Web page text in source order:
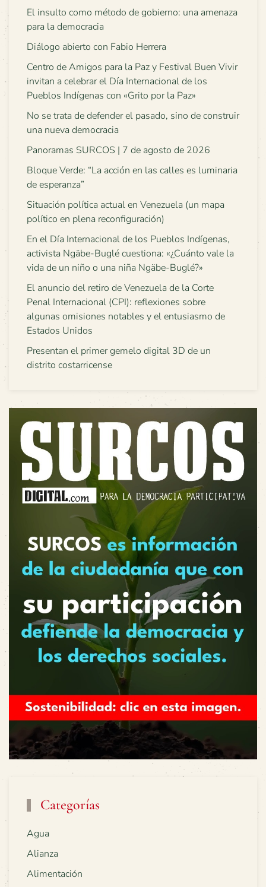
El insulto como método de gobierno: una amenaza
para la democracia
Diálogo abierto con Fabio Herrera
Centro de Amigos para la Paz y Festival Buen Vivir
invitan a celebrar el Día Internacional de los
Pueblos Indígenas con «Grito por la Paz»
No se trata de defender el pasado, sino de construir
una nueva democracia
Panoramas SURCOS | 7 de agosto de 2026
Bloque Verde: “La acción en las calles es luminaria
de esperanza”
Situación política actual en Venezuela (un mapa
político en plena reconfiguración)
En el Día Internacional de los Pueblos Indígenas,
activista Ngäbe-Buglé cuestiona: «¿Cuánto vale la
vida de un niño o una niña Ngäbe-Buglé?»
El anuncio del retiro de Venezuela de la Corte
Penal Internacional (CPI): reflexiones sobre
algunas omisiones notables y el entusiasmo de
Estados Unidos
Presentan el primer gemelo digital 3D de un
distrito costarricense
Categorías
Agua
Alianza
Alimentación